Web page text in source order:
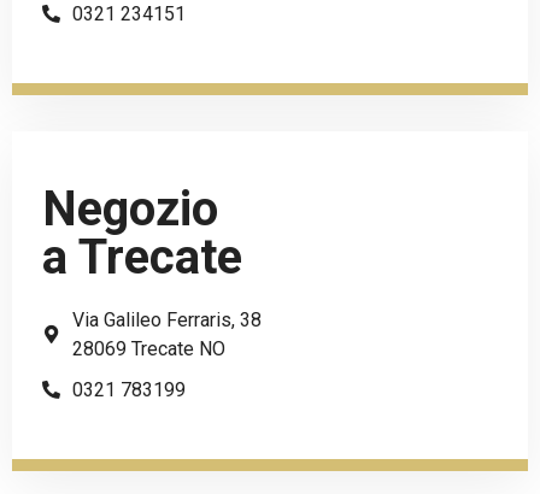
0321 234151
Negozio
a Trecate
Via Galileo Ferraris, 38
28069 Trecate NO
0321 783199